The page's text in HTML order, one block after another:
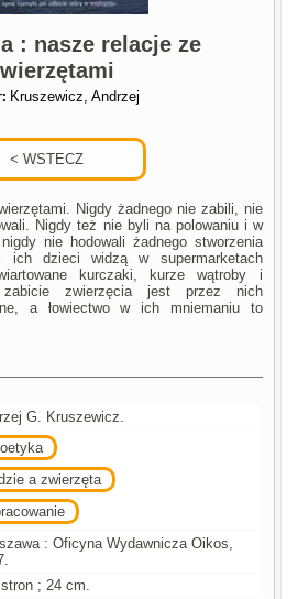
: nasze relacje ze
Kruszewicz, Andrzej
Nigdy żadnego nie zabili, nie
Nigdy też nie byli na polowaniu i w
nie hodowali żadnego stworzenia
dzieci widzą w supermarketach
kurczaki, kurze wątroby i
zwierzęcia jest przez nich
a łowiectwo w ich mniemaniu to
G. Kruszewicz.
a zwierzęta
: Oficyna Wydawnicza Oikos,
; 24 cm.